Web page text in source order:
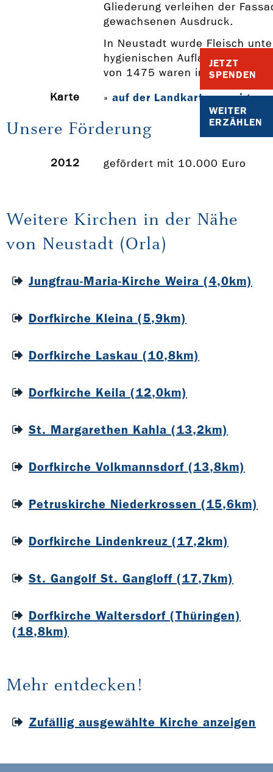
JETZT
SPENDEN
WEITER
ERZÄHLEN
Gliederung verleihen der
gewachsenen Ausdruck.
In Neustadt wurde Fleisch
hygienischen Auflagen
von 1475 waren in Europa
Karte
» auf der Landkarte anzeigen
Unsere Förderung
2012 gefördert mit 10.000 Euro
Weitere Kirchen in der Nähe
von Neustadt (Orla)
Jungfrau-Maria-Kirche Weira (4,0km)
Dorfkirche Kleina (5,9km)
Dorfkirche Laskau (10,8km)
Dorfkirche Keila (12,0km)
St. Margarethen Kahla (13,2km)
Dorfkirche Volkmannsdorf (13,8km)
Petruskirche Niederkrossen (15,6km)
Dorfkirche Lindenkreuz (17,2km)
St. Gangolf St. Gangloff (17,7km)
Dorfkirche Waltersdorf (Thüringen)
(18,8km)
Mehr entdecken!
Zufällig ausgewählte Kirche anzeigen